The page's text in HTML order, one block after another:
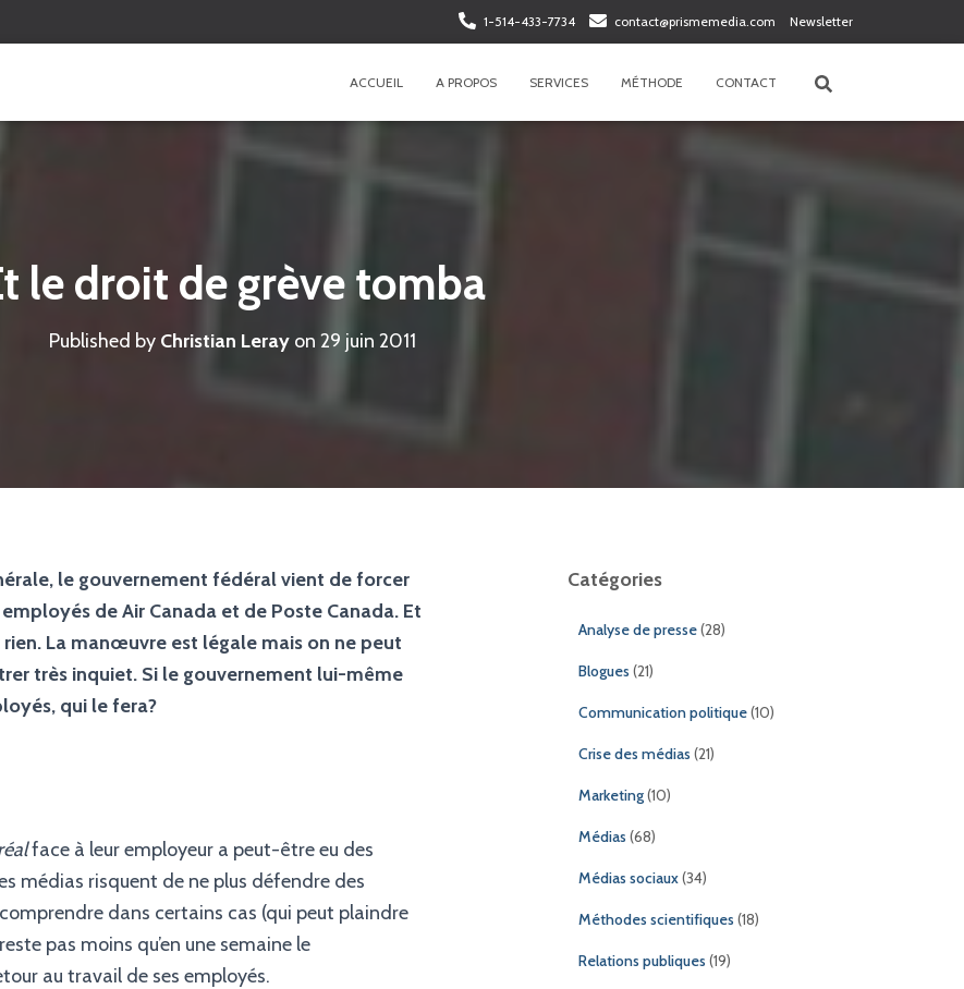
1-514-433-7734 contact@prismemedia.com Newsletter
ACCUEIL A PROPOS SERVICES MÉTHODE CONTACT
le droit de grève tomba
Published by Christian Lerayon 29 juin 2011
le gouvernement fédéral vient de forcer
de Air Canada et de Poste Canada. Et
La manœuvre est légale mais on ne peut
très inquiet. Si le gouvernement lui-même
qui le fera?
face à leur employeur a peut-être eu des
médias risquent de ne plus défendre des
dans certains cas (qui peut plaindre
pas moins qu’en une semaine le
au travail de ses employés.
Catégories
Analyse de presse(28)
Blogues (21)
Communication politique(10)
Crise des médias (21)
Marketing(10)
Médias (68)
Médias sociaux(34)
Méthodes scientifiques (18)
Relations publiques (19)